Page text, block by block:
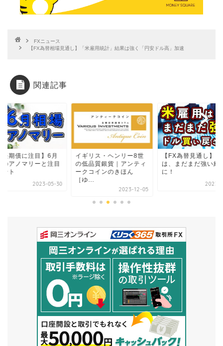
FXニュース
【FX為替相場見通し】「米雇用統計」結果は強く「円安ドル高」加速
関連記事
長期債に注目】6月
のアノマリーと注目
ント
2023-05-30
イギリス・ヘンリー8世
の低品質銀貨｜アンティ
ークコインのきほん
［ゆ...
2023-12-05
【FX為替見通し】
は、まだまだ強い結
に！
2023-